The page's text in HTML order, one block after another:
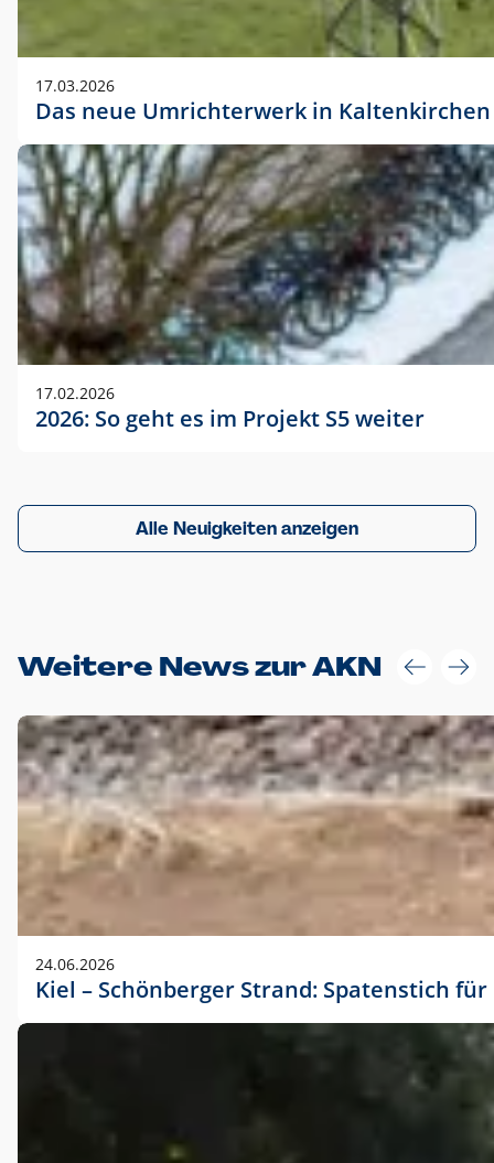
17.03.2026
Das neue Umrichterwerk in Kaltenkirchen
17.02.2026
2026: So geht es im Projekt S5 weiter
Alle Neuigkeiten anzeigen
Weitere News zur AKN
24.06.2026
Kiel – Schönberger Strand: Spatenstich